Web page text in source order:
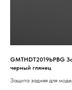
GMTHDT2019bPBG
черный глянец
Защита задняя для